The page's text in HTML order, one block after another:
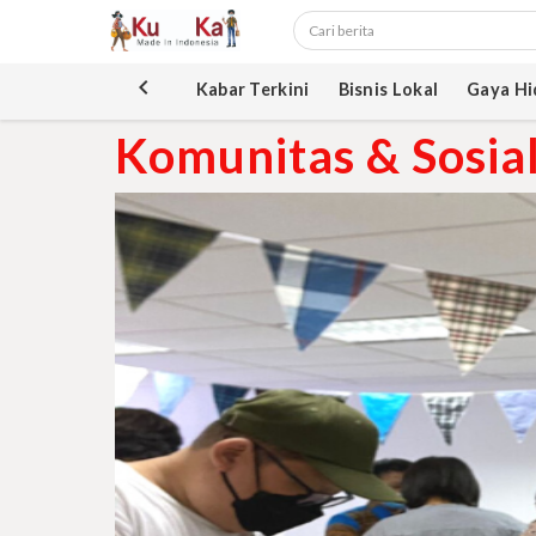
keyboard_arrow_left Kabar Terkini Bisnis Lokal Gaya
Komunitas & Sosial